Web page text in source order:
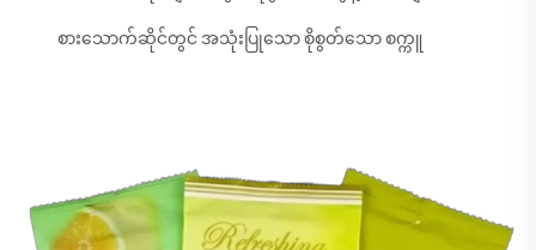
စားသောက်ဆိုင်တွင် အသုံးပြုသော စိုစွတ်သော စက္ကူ